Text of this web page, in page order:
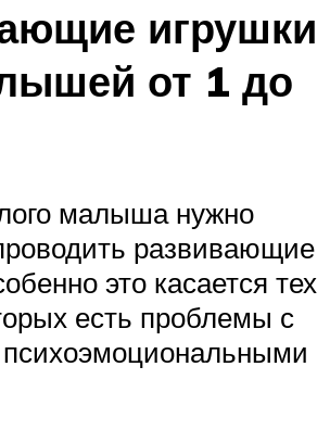
игрушки
от 1 до
малыша нужно
развивающие
это касается тех
есть проблемы с